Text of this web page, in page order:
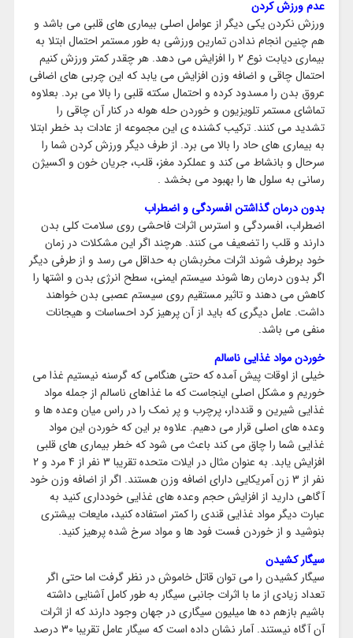
عدم ورزش کردن
ورزش نکردن یکی دیگر از عوامل اصلی بیماری های قلبی می باشد و
هم چنین انجام ندادن تمارین ورزشی به طور مستمر احتمال ابتلا به
بیماری دیابت نوع 2 را افزایش می دهد. هر چقدر کمتر ورزش کنیم
احتمال چاقی و اضافه وزن افزایش می یابد که این چربی های اضافی
عروق بدن را مسدود کرده و احتمال سکته قلبی را بالا می برد. بعلاوه
تماشای مستمر تلویزیون و خوردن حله هوله در کنار آن چاقی را
تشدید می کنند. ترکیب کشنده ی این مجموعه از عادات بد خطر ابتلا
به بیماری های حاد را بالا می برد. از طرف دیگر ورزش کردن شما را
سرحال و بانشاط می کند و عملکرد مغز، قلب، جریان خون و اکسیژن
رسانی به سلول ها را بهبود می بخشد .
بدون درمان گذاشتن افسردگی و اضطراب
اضطراب، افسردگی و استرس اثرات فاحشی روی سلامت کلی بدن
دارند و قلب را تضعیف می کنند. هرچند اگر این مشکلات در زمان
خود برطرف شوند اثرات مخربشان به حداقل می رسد و از طرفی دیگر
اگر بدون درمان رها شوند سیستم ایمنی، سطح انرژی بدن و اشتها را
کاهش می دهند و تاثیر مستقیم روی سیستم عصبی بدن خواهند
داشت. عامل دیگری که باید از آن پرهیز کرد احساسات و هیجانات
منفی می باشد.
خوردن مواد غذایی ناسالم
خیلی از اوقات پیش آمده که حتی هنگامی که گرسنه نیستیم غذا می
خوریم و مشکل اصلی اینجاست که ما غذاهای ناسالم از جمله مواد
غذایی شیرین و قنددار، پرچرب و پر نمک را در راس میان وعده ها و
وعده های اصلی قرار می دهیم. علاوه بر این که خوردن این مواد
غذایی شما را چاق می کند باعث می شود که خطر بیماری های قلبی
افزایش یابد. به عنوان مثال در ایلات متحده تقریبا 3 نفر از 4 مرد و 2
نفر از 3 زن آمریکایی دارای اضافه وزن هستند. اگر از اضافه وزن خود
آگاهی دارید از افزایش حجم وعده های غذایی خودداری کنید به
عبارت دیگر مواد غذایی قندی را کمتر استفاده کنید، مایعات بیشتری
بنوشید و از خوردن فست فود ها و مواد سرخ شده پرهیز کنید.
سیگار کشیدن
سیگار کشیدن را می توان قاتل خاموش در نظر گرفت اما حتی اگر
تعداد زیادی از ما با اثرات جانبی سیگار به طور کامل آشنایی داشته
باشیم بازهم ده ها میلیون سیگاری در جهان وجود دارند که از اثرات
آن آگاه نیستند. آمار نشان داده است که سیگار عامل تقریبا 30 درصد